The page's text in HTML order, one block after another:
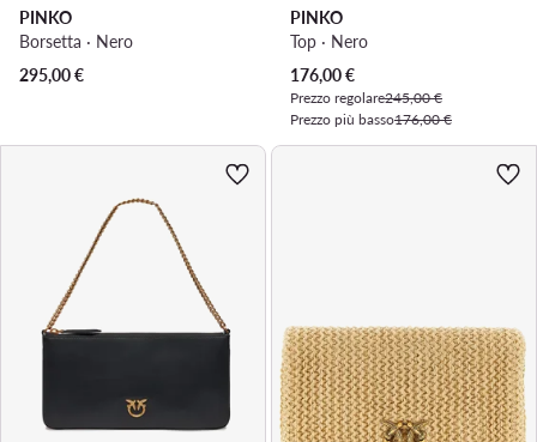
PINKO
Borsetta · Nero
295,00€
PINKO
Top · Nero
Prezzo attuale
176,00€
Prezzo regolare245,00 €
Prezzo più basso176,00 €